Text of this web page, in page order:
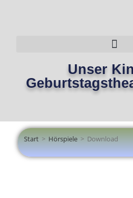
Unser
Start > Hörspiele > Download